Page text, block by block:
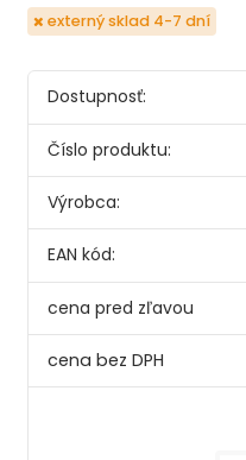
externý sklad 4-7 dní
Dostupnosť:
Číslo produktu:
Výrobca:
EAN kód:
cena pred zľavou